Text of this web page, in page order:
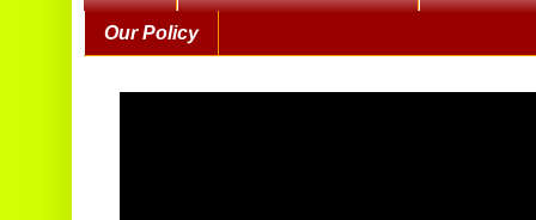
Our Policy